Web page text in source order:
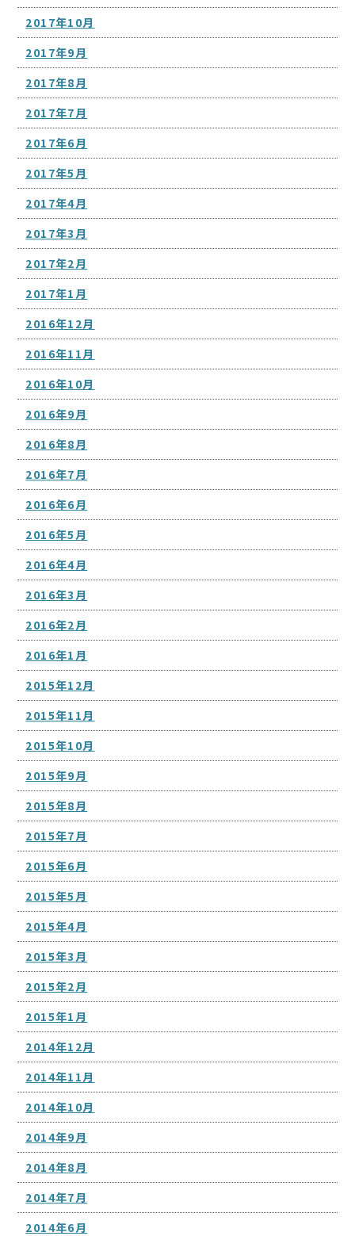
2017年10月
2017年9月
2017年8月
2017年7月
2017年6月
2017年5月
2017年4月
2017年3月
2017年2月
2017年1月
2016年12月
2016年11月
2016年10月
2016年9月
2016年8月
2016年7月
2016年6月
2016年5月
2016年4月
2016年3月
2016年2月
2016年1月
2015年12月
2015年11月
2015年10月
2015年9月
2015年8月
2015年7月
2015年6月
2015年5月
2015年4月
2015年3月
2015年2月
2015年1月
2014年12月
2014年11月
2014年10月
2014年9月
2014年8月
2014年7月
2014年6月